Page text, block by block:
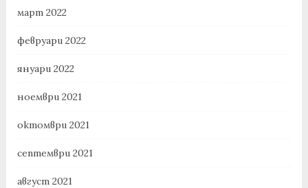
март 2022
февруари 2022
януари 2022
ноември 2021
октомври 2021
септември 2021
август 2021